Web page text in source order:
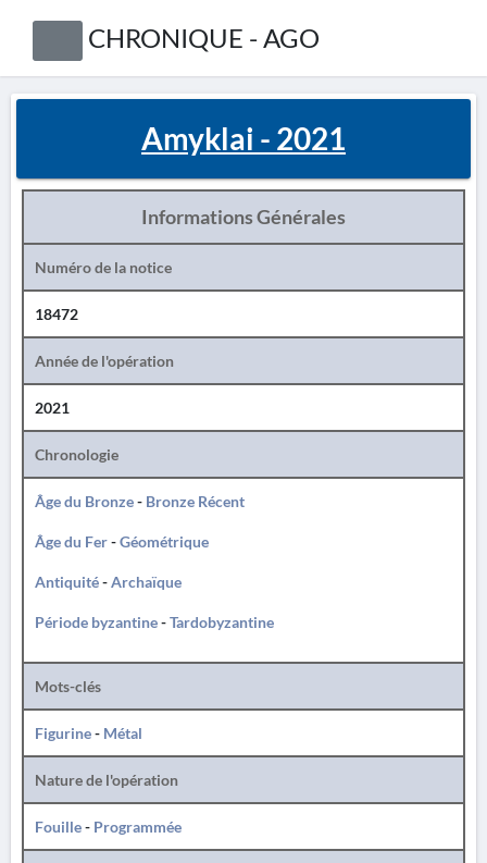
CHRONIQUE - AGO
Amyklai - 2021
Informations Générales
Numéro de la notice
18472
Année de l'opération
2021
Chronologie
Âge du Bronze- Bronze Récent
Âge du Fer-Géométrique
Antiquité-Archaïque
Période byzantine-Tardobyzantine
Mots-clés
Figurine- Métal
Nature de l'opération
Fouille- Programmée